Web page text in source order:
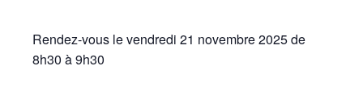
Rendez-vous le vendredi 21 novembre 2025 de
8h30 à 9h30